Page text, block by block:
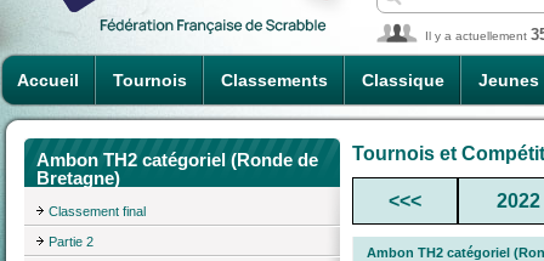
Accueil Tournois Classements Classique Jeunes
Il y a actuellement
Ambon TH2 catégoriel (Ronde de
Bretagne)
Classement final
Partie 2
Tournois et
<<< 2022
Ambon TH2 catégoriel